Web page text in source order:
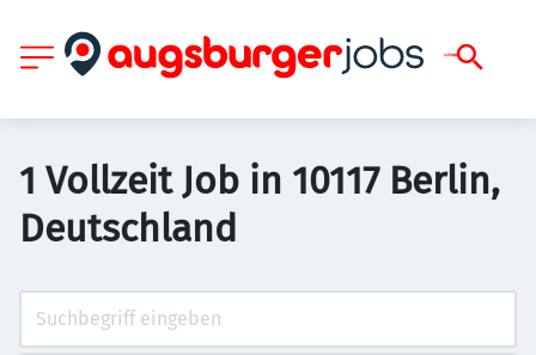
1 Vollzeit Job in 10117 Berlin,
Deutschland